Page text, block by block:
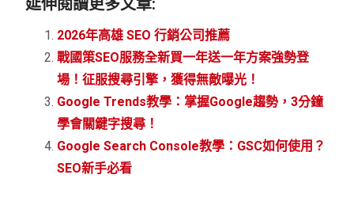
延伸閱讀更多文章:
2026年高雄 SEO 行銷公司推薦
戰國策SEO服務全新買一年送一年方案強勢登
場！征服搜尋引擎，獲得無敵曝光！
Google Trends教學：掌握Google趨勢，3分鐘
學會關鍵字搜尋！
Google Search Console教學：GSC如何使用？
SEO新手必看